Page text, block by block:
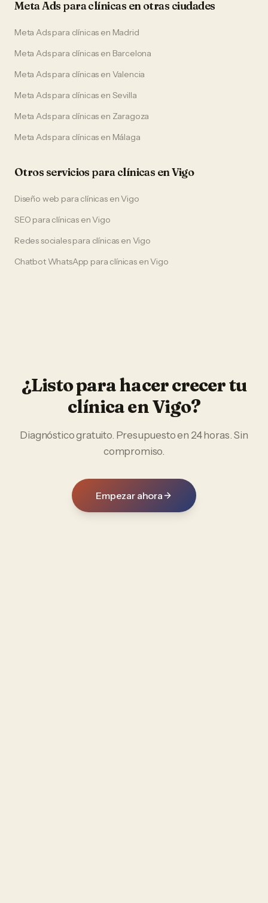
Meta Ads paraclínicas en otras ciudades
Meta Adspara clínicas en Madrid
Meta Adspara clínicas en Barcelona
Meta Adspara clínicas en Valencia
Meta Adspara clínicas en Sevilla
Meta Adspara clínicas en Zaragoza
Meta Adspara clínicas en Málaga
Otros servicios paraclínicas enVigo
Diseño web para clínicasenVigo
SEO para clínicas enVigo
Redes socialespara clínicas en Vigo
Chatbot WhatsApp para clínicasenVigo
¿Listo para hacer crecer tu
clínicaenVigo?
Diagnóstico gratuito. Presupuesto en 24 horas. Sin
compromiso.
Empezar ahora